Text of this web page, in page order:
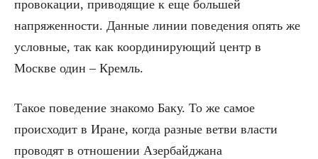
провокации, приводящие к еще большей
напряженности. Данные линии поведения опять же
условные, так как координирующий центр в
Москве один – Кремль.
Такое поведение знакомо Баку. То же самое
происходит в Иране, когда разные ветви власти
проводят в отношении Азербайджана